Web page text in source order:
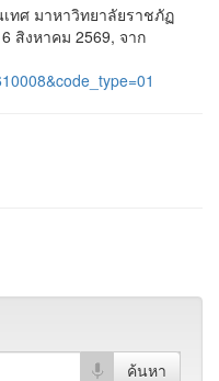
ทศ มาหาวิทยาลัยราชภัฏ
สิงหาคม 2569, จาก